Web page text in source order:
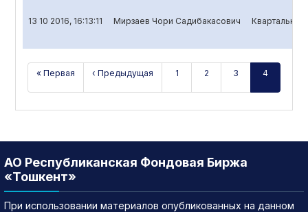
13 10 2016, 16:13:11 Мирзаев Чори Садибакасович Квартальный
« Первая ‹ Предыдущая 1 2 3 4
АО Республиканская Фондовая Биржа
«Тошкент»
При использовании материалов опубликованных на данном